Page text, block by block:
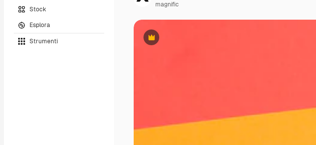
Stock
Esplora
Strumenti Premium
magnific